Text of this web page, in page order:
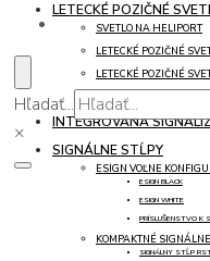
Hľadať...
×
LETECKÉ POZIČNÉ
SVETLO NA HELIPORT
LETECKÉ POZIČNÉ
LETECKÉ POZIČNÉ
PRÍSLUŠENSTVO PRE
INTEGROVANÁ
SIGNÁLNE STĹPY
ESIGN VOĽNE
ESIGN BLACK
ESIGN WHITE
PRÍSLUŠENSTVO K
KOMPAKTNÉ
SIGNÁLNY STĹP